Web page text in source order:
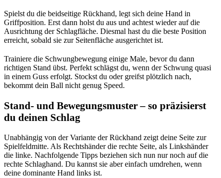
Spielst du die beidseitige Rückhand, legt sich deine Hand in
Griffposition. Erst dann holst du aus und achtest wieder auf die
Ausrichtung der Schlagfläche. Diesmal hast du die beste Position
erreicht, sobald sie zur Seitenfläche ausgerichtet ist.
Trainiere die Schwungbewegung einige Male, bevor du dann
richtigen Stand übst. Perfekt schlägst du, wenn der Schwung quasi
in einem Guss erfolgt. Stockst du oder greifst plötzlich nach,
bekommt dein Ball nicht genug Speed.
Stand- und Bewegungsmuster – so präzisierst
du deinen Schlag
Unabhängig von der Variante der Rückhand zeigt deine Seite zur
Spielfeldmitte. Als Rechtshänder die rechte Seite, als Linkshänder
die linke. Nachfolgende Tipps beziehen sich nun nur noch auf die
rechte Schlaghand. Du kannst sie aber einfach umdrehen, wenn
deine dominante Hand links ist.